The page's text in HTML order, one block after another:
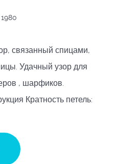
связанный спицами,
Удачный узор для
, шарфиков.
Кратность петель: